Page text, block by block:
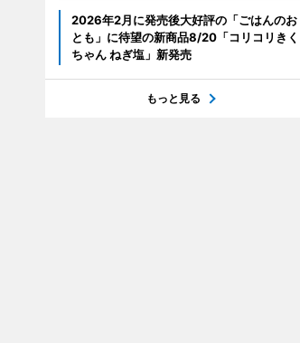
2026年2月に発売後大好評の「ごはんのお
とも」に待望の新商品8/20「コリコリきく
ちゃん ねぎ塩」新発売
もっと見る